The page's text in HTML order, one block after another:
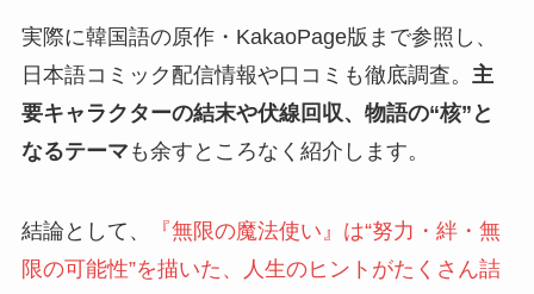
実際に韓国語の原作・KakaoPage版まで参照し、
日本語コミック配信情報や口コミも徹底調査。 主
要キャラクターの結末や伏線回収、物語の“核”と
なるテーマ も余すところなく紹介します。
結論として、
『無限の魔法使い』は“努力・絆・無
限の可能性”を描いた、人生のヒントがたくさん詰